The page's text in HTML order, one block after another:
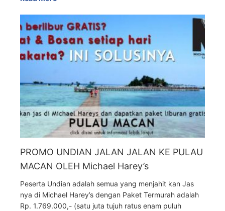
PROMO UNDIAN JALAN JALAN KE PULAU
MACAN OLEH Michael Harey’s
Peserta Undian adalah semua yang menjahit kan Jas
nya di Michael Harey’s dengan Paket Termurah adalah
Rp. 1.769.000,- (satu juta tujuh ratus enam puluh